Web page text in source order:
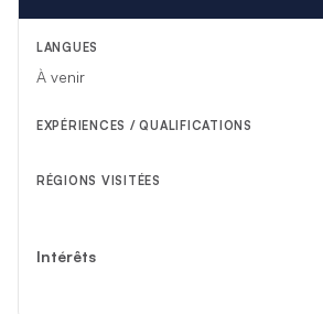
LANGUES
À venir
EXPÉRIENCES / QUALIFICATIONS
RÉGIONS VISITÉES
Intérêts